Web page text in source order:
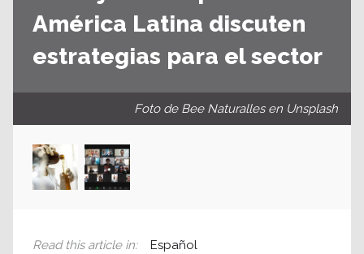
América Latina discuten
estrategias para el sector
Foto de Bee Naturalles en Unsplash
Read this article in: Español